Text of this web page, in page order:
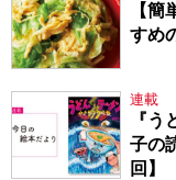
【
すめ
連載
『
子の
回】